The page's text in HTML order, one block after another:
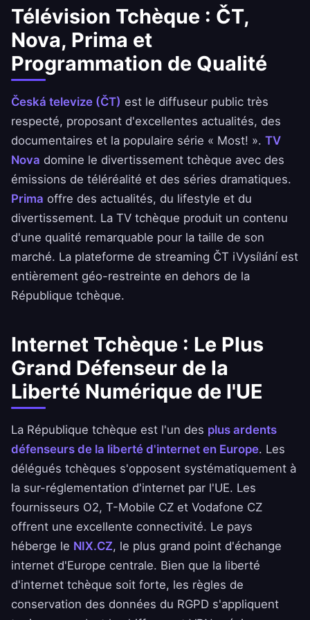
Télévision Tchèque : ČT,
Nova, Prima et
Programmation de Qualité
Česká televize (ČT) est le diffuseur public très
respecté, proposant d'excellentes actualités, des
documentaires et la populaire série « Most! ». TV
Nova domine le divertissement tchèque avec des
émissions de téléréalité et des séries dramatiques.
Prima offre des actualités, du lifestyle et du
divertissement. La TV tchèque produit un contenu
d'une qualité remarquable pour la taille de son
marché. La plateforme de streaming ČT iVysílání est
entièrement géo-restreinte en dehors de la
République tchèque.
Internet Tchèque : Le Plus
Grand Défenseur de la
Liberté Numérique de l'UE
La République tchèque est l'un des plus ardents
défenseurs de la liberté d'internet en Europe. Les
délégués tchèques s'opposent systématiquement à
la sur-réglementation d'internet par l'UE. Les
fournisseurs O2, T-Mobile CZ et Vodafone CZ
offrent une excellente connectivité. Le pays
héberge le NIX.CZ, le plus grand point d'échange
internet d'Europe centrale. Bien que la liberté
d'internet tchèque soit forte, les règles de
conservation des données du RGPD s'appliquent